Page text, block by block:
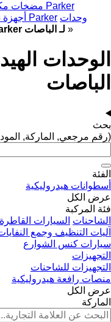
مضخات مكبسية محورية Parker
أجهزة نقل الطاقة Parker وحدات
الوحدات الهيدروليكية Parker لـ الباصات »
الباصات
بحث
(رقم مرجعي, الماركة,
الفئة
أسطوانات هيدروليكية
عرض الكل
فئة المركبة
الشاحنات السيارات القاطرة
آليات التنظيف وجمع
سيارات كنس الشوارع
التجهيزات
التجهيزات للشاحنات
منصات رافعة هيدروليكية
عرض الكل
الماركة